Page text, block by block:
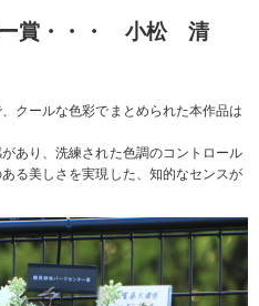
ー賞・・・ 小松 清
クールな色彩でまとめられた本作品は
あり、洗練された色調のコントロール
る美しさを実現した、知的なセンスが